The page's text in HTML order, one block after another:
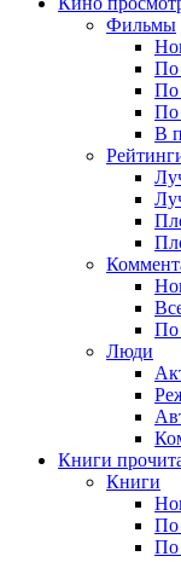
Фильмы
По
По
По
В
По
Люди
Книги
Книги
По
По